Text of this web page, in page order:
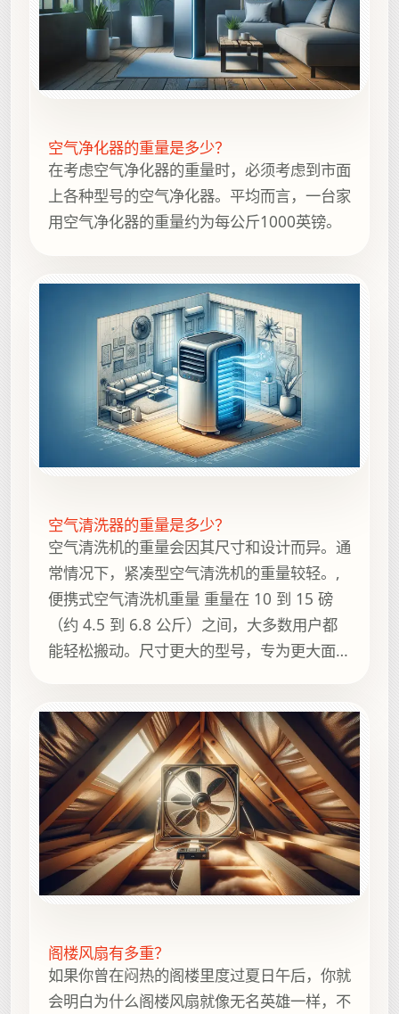
空气净化器的重量是多少？
在考虑空气净化器的重量时，必须考虑到市面
上各种型号的空气净化器。平均而言，一台家
用空气净化器的重量约为每公斤1000英镑。
空气清洗器的重量是多少？
空气清洗机的重量会因其尺寸和设计而异。通
常情况下，紧凑型空气清洗机的重量较轻。,
便携式空气清洗机重量 重量在 10 到 15 磅
（约 4.5 到 6.8 公斤）之间，大多数用户都
能轻松搬动。尺寸更大的型号，专为更大面积
13.6 公斤）。.
阁楼风扇有多重？
如果你曾在闷热的阁楼里度过夏日午后，你就
会明白为什么阁楼风扇就像无名英雄一样，不